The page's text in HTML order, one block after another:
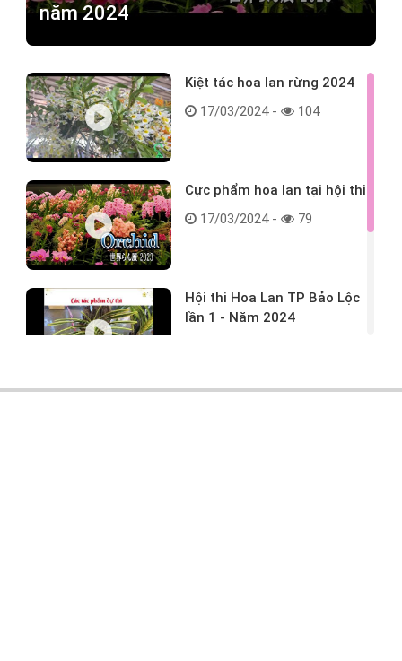
năm 2024
Kiệt tác hoa lan rừng 2024
17/03/2024 -
104
Cực phẩm hoa lan tại hội thi
17/03/2024 -
79
Hội thi Hoa Lan TP Bảo Lộc
lần 1 - Năm 2024